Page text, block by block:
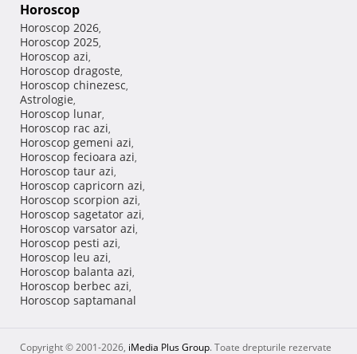
Horoscop
Horoscop 2026,
Horoscop 2025,
Horoscop azi,
Horoscop dragoste,
Horoscop chinezesc,
Astrologie,
Horoscop lunar,
Horoscop rac azi,
Horoscop gemeni azi,
Horoscop fecioara azi,
Horoscop taur azi,
Horoscop capricorn azi,
Horoscop scorpion azi,
Horoscop sagetator azi,
Horoscop varsator azi,
Horoscop pesti azi,
Horoscop leu azi,
Horoscop balanta azi,
Horoscop berbec azi,
Horoscop saptamanal
Copyright © 2001-2026, iMedia Plus Group. Toate drepturile rezervate